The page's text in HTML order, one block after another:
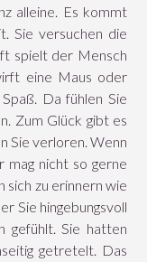
alleine. Es kommt
Sie versuchen die
spielt der Mensch
eine Maus oder
Da fühlen Sie
Zum Glück gibt es
Sie verloren. Wenn
mag nicht so gerne
sich zu erinnern wie
Sie hingebungsvoll
gefühlt. Sie hatten
getretelt. Das